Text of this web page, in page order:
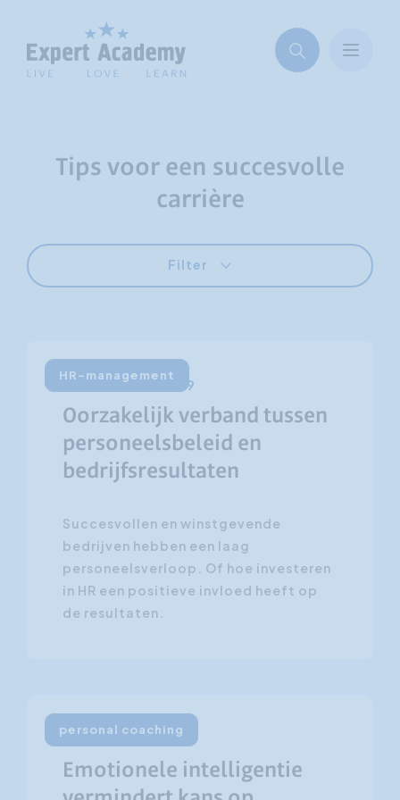
Tips voor een succesvolle
carrière
Filter
HR-management
18 december 2009
Oorzakelijk verband tussen
personeelsbeleid en
bedrijfsresultaten
Succesvollen en winstgevende
bedrijven hebben een laag
personeelsverloop. Of hoe investeren
in HR een positieve invloed heeft op
de resultaten.
personal coaching
17 februari 2009
Emotionele intelligentie